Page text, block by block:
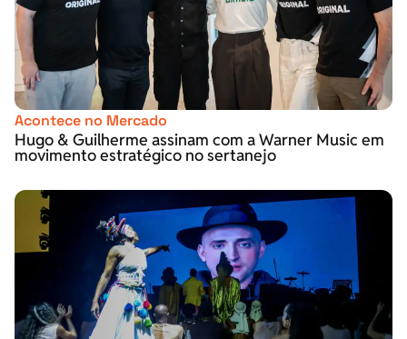
Acontece no Mercado
Hugo & Guilherme assinam com a Warner Music em
movimento estratégico no sertanejo